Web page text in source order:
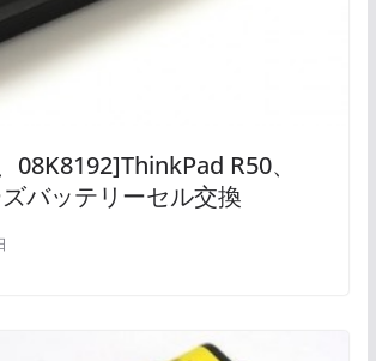
08K8192]ThinkPad R50、
バッテリーセル交換